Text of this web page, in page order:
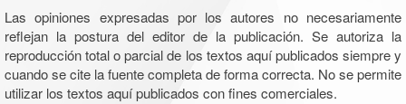
Las opiniones expresadas por los autores no necesariamente
reflejan la postura del editor de la publicación. Se autoriza la
reproducción total o parcial de los textos aquí publicados siempre y
cuando se cite la fuente completa de forma correcta. No se permite
utilizar los textos aquí publicados con fines comerciales.